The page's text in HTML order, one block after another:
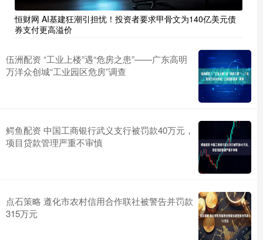
恒财网 AI基建狂潮引担忧！投资者要求甲骨文为140亿美元债
券支付更高溢价
伍洲配资 ​“工业上楼”遇“危房之患”——广东高明
万洋众创城“工业园区危房”调查
鳄鱼配资 中国工商银行武义支行被罚款40万元，
项目贷款管理严重不审慎
点石策略 遵化市农村信用合作联社被警告并罚款
315万元